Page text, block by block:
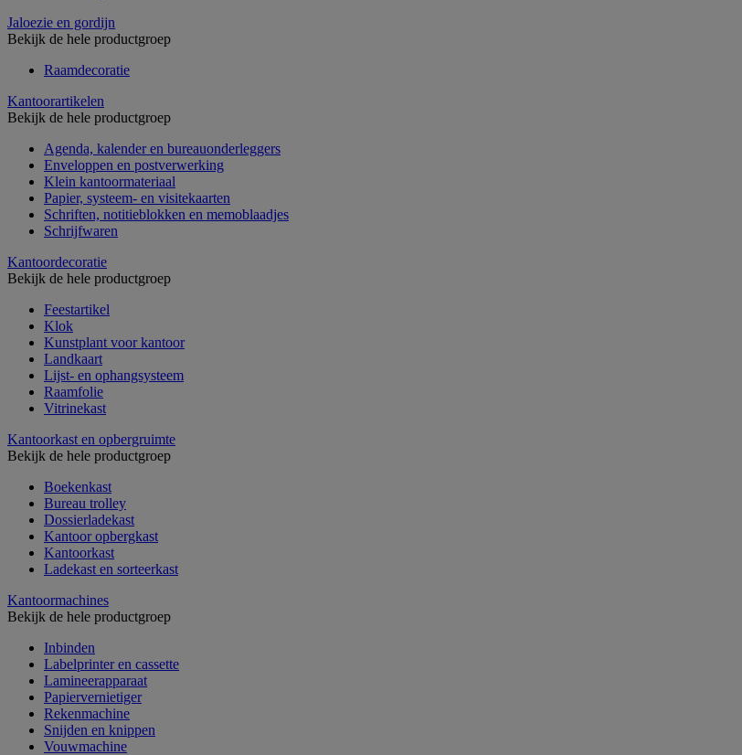
Jaloezie en gordijn
Bekijk de hele productgroep
Raamdecoratie
Kantoorartikelen
Bekijk de hele productgroep
Agenda, kalender en bureauonderleggers
Enveloppen en postverwerking
Klein kantoormateriaal
Papier, systeem- en visitekaarten
Schriften, notitieblokken en memoblaadjes
Schrijfwaren
Kantoordecoratie
Bekijk de hele productgroep
Feestartikel
Klok
Kunstplant voor kantoor
Landkaart
Lijst- en ophangsysteem
Raamfolie
Vitrinekast
Kantoorkast en opbergruimte
Bekijk de hele productgroep
Boekenkast
Bureau trolley
Dossierladekast
Kantoor opbergkast
Kantoorkast
Ladekast en sorteerkast
Kantoormachines
Bekijk de hele productgroep
Inbinden
Labelprinter en cassette
Lamineerapparaat
Papiervernietiger
Rekenmachine
Snijden en knippen
Vouwmachine